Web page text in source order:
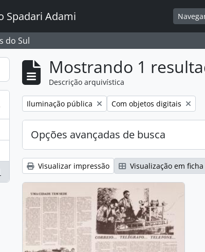
Spadari Adami
do Sul
Mostrando 1
Descrição arquivística
Remover filtro:
Iluminação pública Remover filtro:
Com objetos digitais
Opções avançadas de busca
Visualizar impressão Visualização em ficha